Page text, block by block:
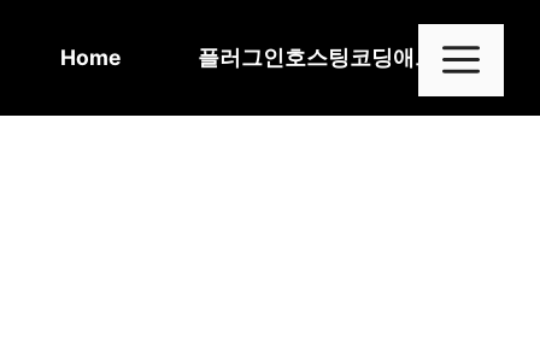
Home 플러그인호스팅코딩애드센스